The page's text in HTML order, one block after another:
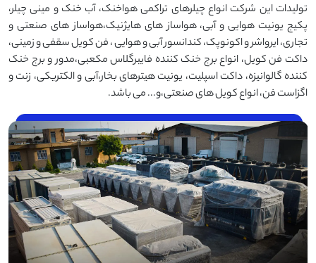
تولیدات این شرکت انواع چیلرهای تراکمی هواخنک، آب خنک و مینی چیلر،
پکیج یونیت هوایی و آبی، هواساز های هایژنیک،هواساز های صنعتی و
تجاری، ایرواشر و اکونوپک، کندانسور آبی و هوایی ، فن کویل سقفی و زمینی،
داکت فن کویل، انواع برج خنک کننده فایبرگلاس مکعبی،مدور و برج خنک
کننده گالوانیزه، داکت اسپلیت، یونیت هیترهای بخار،آبی و الکتریکی، زنت و
اگزاست فن، انواع کویل های صنعتی،و... می باشد.